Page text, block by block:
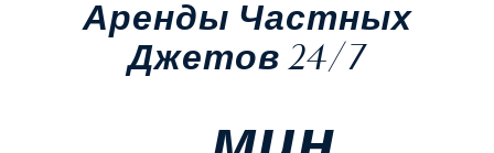
Аренды Частных
Джетов 24/7